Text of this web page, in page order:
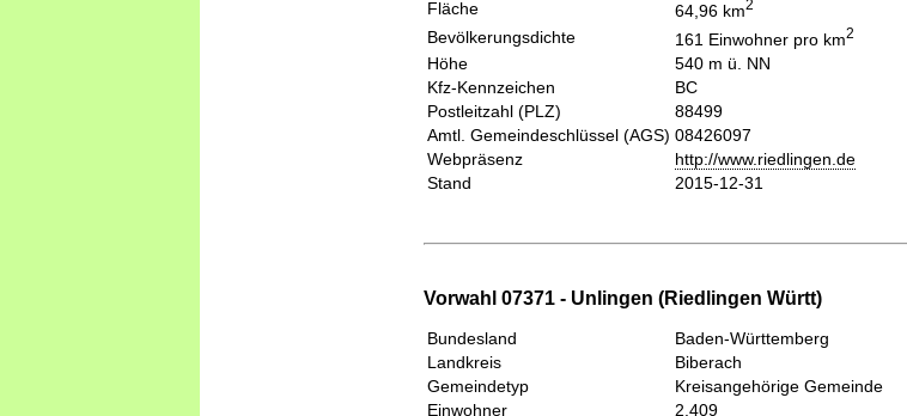
Fläche
64,96 km2
Bevölkerungsdichte 161 Einwohner pro km2
Höhe
540 m ü. NN
Kfz-Kennzeichen
BC
Postleitzahl (PLZ)
88499
Amtl. Gemeindeschlüssel (AGS) 08426097
Webpräsenz
http://www.riedlingen.de
Stand
2015-12-31
Vorwahl 07371 - Unlingen (Riedlingen Württ)
Bundesland
Baden-Württemberg
Landkreis
Biberach
Gemeindetyp
Kreisangehörige Gemeinde
Einwohner
2.409